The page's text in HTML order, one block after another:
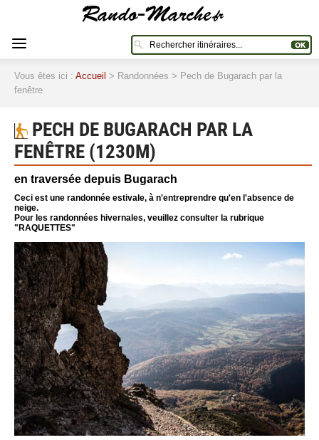
Vous êtes ici : Accueil > Randonnées > Pech de Bugarach par la
fenêtre
PECH DE BUGARACH PAR LA
FENÊTRE (1230M)
en traversée depuis Bugarach
Ceci est une randonnée estivale, à n'entreprendre qu'en l'absence de
neige.
Pour les randonnées hivernales, veuillez consulter la rubrique
"RAQUETTES"